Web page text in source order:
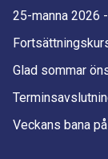
25-manna 2026
Glad sommar
Veckans bana